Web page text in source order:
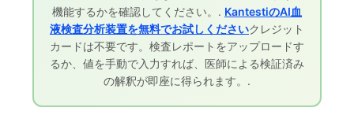
機能するかを確認してください。. KantestiのAI血
液検査分析装置を無料でお試しくださいクレジット
カードは不要です。検査レポートをアップロードす
るか、値を手動で入力すれば、医師による検証済み
の解釈が即座に得られます。.